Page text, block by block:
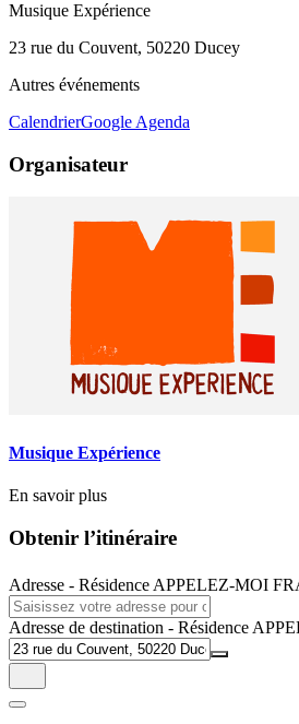
Musique Expérience
23 rue du Couvent, 50220 Ducey
Autres événements
CalendrierGoogle Agenda
Organisateur
Musique Expérience
En savoir plus
Obtenir l’itinéraire
Adresse - Résidence APPELEZ-MOI
Adresse de destination - Résidence